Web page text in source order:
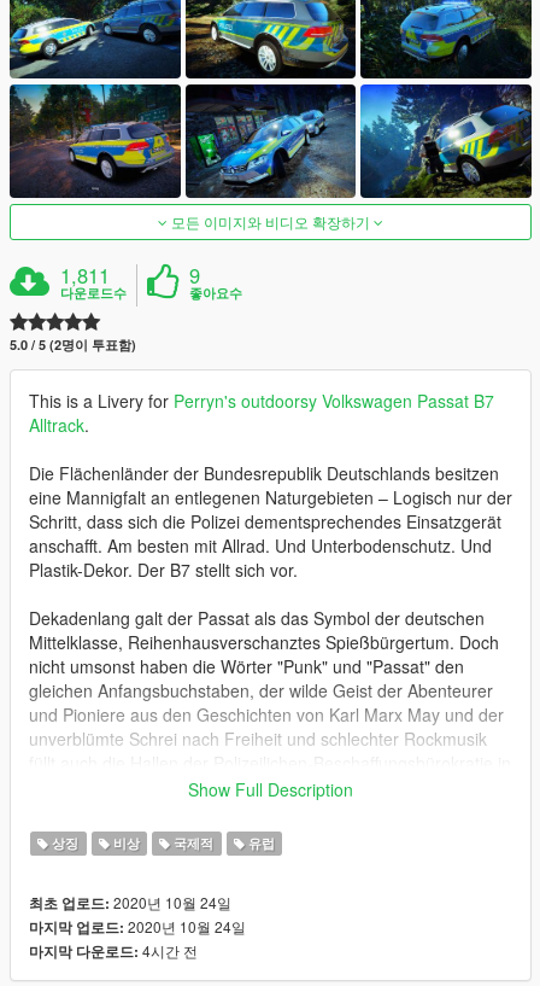
모든 이미지와 비디오 확장하기
1,811
다운로드수
9
좋아요수
5.0 / 5 (2명이 투표함)
This is a Livery for Perryn's outdoorsy Volkswagen Passat B7
Alltrack.
Die Flächenländer der Bundesrepublik Deutschlands besitzen
eine Mannigfalt an entlegenen Naturgebieten – Logisch nur der
Schritt, dass sich die Polizei dementsprechendes Einsatzgerät
anschafft. Am besten mit Allrad. Und Unterbodenschutz. Und
Plastik-Dekor. Der B7 stellt sich vor.
Dekadenlang galt der Passat als das Symbol der deutschen
Mittelklasse, Reihenhausverschanztes Spießbürgertum. Doch
nicht umsonst haben die Wörter "Punk" und "Passat" den
gleichen Anfangsbuchstaben, der wilde Geist der Abenteurer
und Pioniere aus den Geschichten von Karl Marx May und der
unverblümte Schrei nach Freiheit und schlechter Rockmusik
ausgefallenen Dirty Notes.
Bald ist die Nacht von Halloween - dem Feiertag, der dem 500.
Jahrestag des schwarzen Bürgerrechtlers Martin Luther
Epoche Karl-Theodor zu Guttenberg erinnert. Wunderbar
passend! Denn die Schwarzen machen im Bundestag
heutzutage einen großen Teil aus.
Show Full Description
상징 비상 국제적 유럽
최초 업로드: 2020년 10월 24일
마지막 업로드: 2020년 10월 24일
마지막 다운로드: 4시간 전